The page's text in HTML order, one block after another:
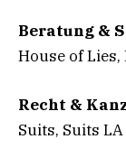
Beratung &
House of Lies,
Recht &
Suits, Suits LA